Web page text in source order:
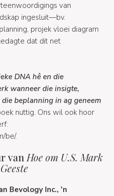
van
ingesluit—bv.
projek vloei diagram
dat dit net
DNA hê en die
wanneer die insigte,
beplanning in ag geneem
nuttig. Ons wil ook hoor
be/.
van Hoe om U.S. Mark
Bevology Inc., 'n